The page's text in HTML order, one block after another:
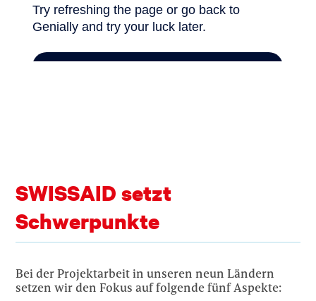
SWISSAID setzt
Schwerpunkte
Bei der Projektarbeit in unseren neun Ländern
setzen wir den Fokus auf folgende fünf Aspekte: